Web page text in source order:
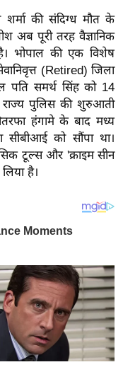
शर्मा की संदिग्ध मौत के
अब पूरी तरह वैज्ञानिक
भोपाल की एक विशेष
(Retired) जिला
पति समर्थ सिंह को 14
राज्य पुलिस की शुरुआती
हंगामे के बाद मध्य
सीबीआई को सौंपा था।
टूल्स और 'क्राइम सीन
है।